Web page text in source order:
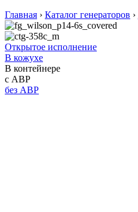
Главная › Каталог генераторов ›
Открытое исполнение
В кожухе
В контейнере
с АВР
без АВР